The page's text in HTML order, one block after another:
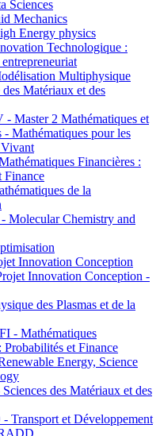
Sciences
Mechanics
Energy physics
Technologique :
Multiphysique
Matériaux et des
Master 2 Mathématiques et
Mathématiques pour les
Vivant
Financières :
Finance
de la
Molecular Chemistry and
Innovation Conception
Innovation Conception -
des Plasmas et de la
- Mathématiques
Probabilités et Finance
Energy, Science
des Matériaux et des
Transport et Développement